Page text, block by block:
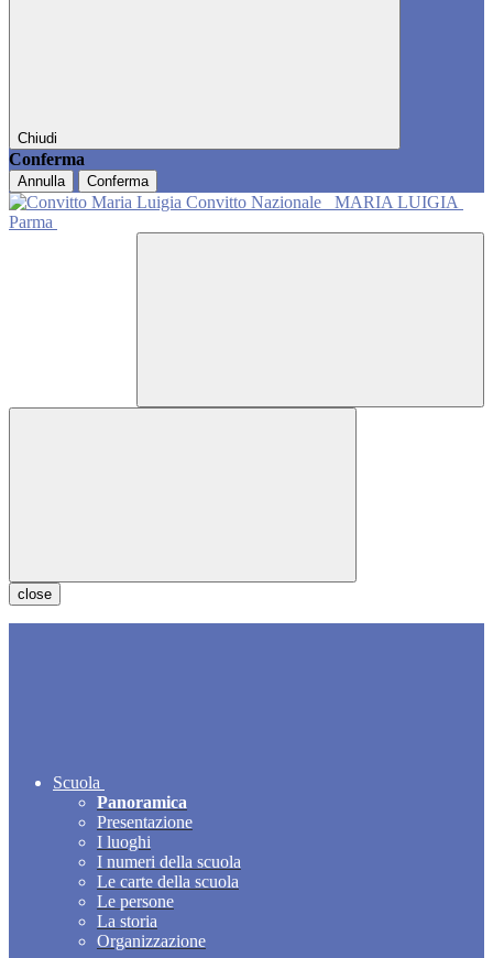
Chiudi
Conferma
Annulla Conferma
Convitto Nazionale
MARIA LUIGIA
Parma
close
Scuola
Panoramica
Presentazione
I luoghi
I numeri della scuola
Le carte della scuola
Le persone
La storia
Organizzazione